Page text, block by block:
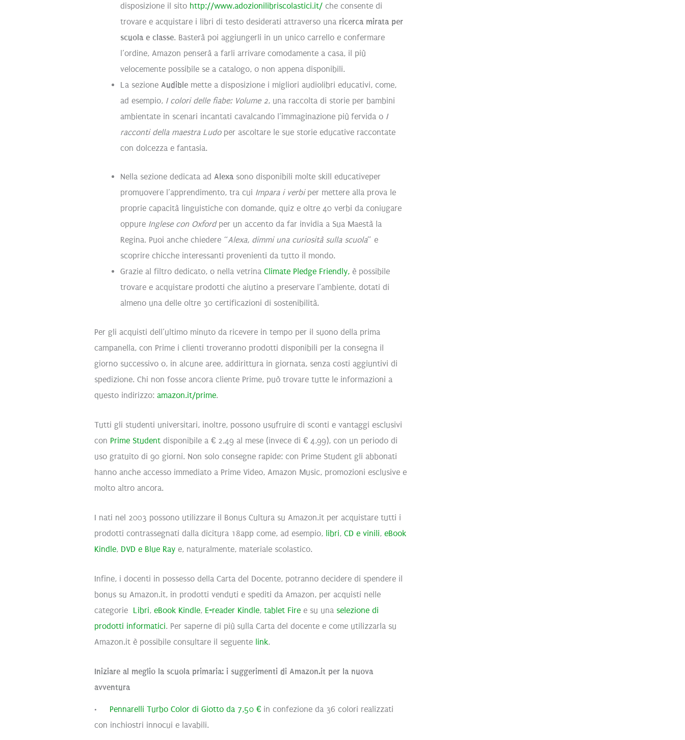
disposizione il sito http://www.adozionilibriscolastici.it/ che consente di
trovare e acquistare i libri di testo desiderati attraverso una ricerca mirata per
scuola e classe. Basterà poi aggiungerli in un unico carrello e confermare
l’ordine, Amazon penserà a farli arrivare comodamente a casa, il più
velocemente possibile se a catalogo, o non appena disponibili.
La sezione Audible mette a disposizione i migliori audiolibri educativi, come,
ad esempio, I colori delle fiabe: Volume 2, una raccolta di storie per bambini
ambientate in scenari incantati cavalcando l’immaginazione più fervida o I
racconti della maestra Ludo per ascoltare le sue storie educative raccontate
con dolcezza e fantasia.
Nella sezione dedicata adAlexa sono disponibili molte skill educativeper
promuovere l’apprendimento, tra cui Impara i verbi per mettere alla prova le
proprie capacità linguistiche con domande, quiz e oltre 40 verbi da coniugare
oppure Inglese con Oxfordper un accento da far invidia a Sua Maestà la
Regina. Puoi anche chiedere “Alexa, dimmi una curiosità sulla scuola” e
scoprire chicche interessanti provenienti da tutto il mondo.
Grazie al filtro dedicato, o nella vetrinaClimate Pledge Friendly, è possibile
trovare e acquistare prodotti che aiutino a preservare l’ambiente, dotati di
almeno una delle oltre 30 certificazioni di sostenibilità.
Per gli acquisti dell’ultimo minuto da ricevere in tempo per il suono della prima
campanella, con Prime i clienti troveranno prodotti disponibili per la consegna il
giorno successivo o, in alcune aree, addirittura in giornata, senza costi aggiuntivi di
spedizione. Chi non fosse ancora cliente Prime, può trovare tutte le informazioni a
questo indirizzo:amazon.it/prime.
Tutti gli studenti universitari, inoltre, possono usufruire di sconti e vantaggi esclusivi
con Prime Student disponibile a € 2,49 al mese (invece di € 4,99), con un periodo di
uso gratuito di 90 giorni. Non solo consegne rapide: con Prime Student gli abbonati
hanno anche accesso immediato a Prime Video, Amazon Music, promozioni esclusive e
molto altro ancora.
I nati nel 2003 possono utilizzare il Bonus Cultura su Amazon.it per acquistare tutti i
prodotti contrassegnati dalla dicitura 18app come, ad esempio, libri,CD e vinili,eBook
Kindle, DVDe Blue Ray e, naturalmente, materiale scolastico.
Infine, i docenti in possesso della Carta del Docente, potranno decidere di spendere il
bonus su Amazon.it, in prodotti venduti e spediti da Amazon, per acquisti nelle
categorie Libri,eBook Kindle, E-reader Kindle,tablet Fire e su una selezione di
prodotti informatici. Per saperne di più sulla Carta del docente e come utilizzarla su
Amazon.it è possibile consultare il seguente link.
Iniziare al meglio la scuola primaria: i suggerimenti di Amazon.it per la nuova
avventura
• Pennarelli Turbo Color di Giotto da 7,50 € in confezione da 36 colori realizzati
con inchiostri innocui e lavabili.